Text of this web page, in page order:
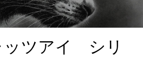
シリーズ ５ A4
ツアイ シリ